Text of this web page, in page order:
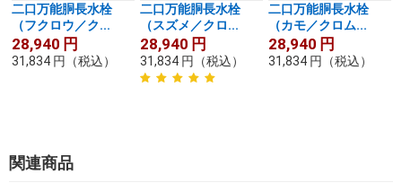
二口万能胴長水栓
（フクロウ／ク...
28,940 円
31,834 円 （税込）
二口万能胴長水栓
（スズメ／クロ...
28,940 円
31,834 円 （税込）
二口万能胴長水栓
（カモ／クロム...
28,940 円
31,834 円 （税込）
関連商品